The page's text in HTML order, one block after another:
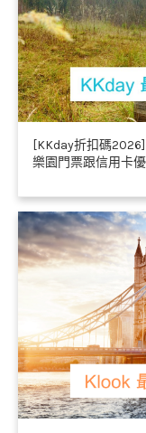
[KKday折扣碼
樂園門票跟信用卡